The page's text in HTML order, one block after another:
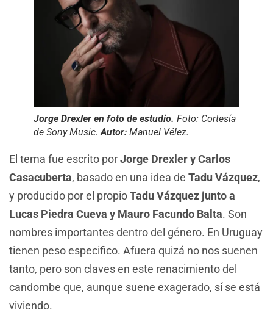
Jorge Drexler en foto de estudio. Foto: Cortesía
de Sony Music. Autor: Manuel Vélez.
El tema fue escrito porJorge Drexler y Carlos
Casacuberta, basado en una idea de Tadu Vázquez,
y producido por el propioTadu Vázquez junto a
Lucas Piedra Cueva y Mauro Facundo Balta. Son
nombres importantes dentro del género. En Uruguay
tienen peso especifico. Afuera quizá no nos suenen
tanto, pero son claves en este renacimiento del
candombe que, aunque suene exagerado, sí se está
viviendo.